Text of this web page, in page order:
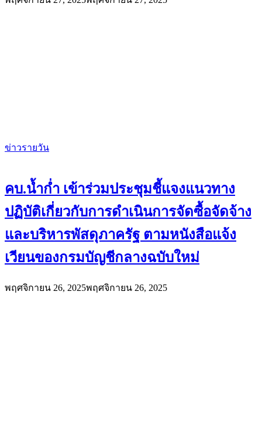
ข่าวรายวัน
คบ.น้ำก่ำ เข้าร่วมประชุมชี้แจงแนวทาง
ปฏิบัติเกี่ยวกับการดำเนินการจัดซื้อจัดจ้าง
และบริหารพัสดุภาครัฐ ตามหนังสือแจ้ง
เวียนของกรมบัญชีกลางฉบับใหม่
พฤศจิกายน 26, 2025พฤศจิกายน 26, 2025